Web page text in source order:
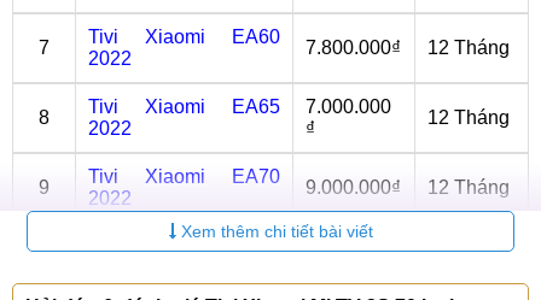
7
Tivi Xiaomi EA60
2022
7.800.000₫ 12 Tháng
8
Tivi Xiaomi EA65
2022
7.000.000
₫
12 Tháng
9
Tivi Xiaomi EA70
2022
9.000.000₫ 12 Tháng
10
Tivi Xiaomi EA75
8.650.000
12 Tháng
Xem thêm chi tiết bài viết